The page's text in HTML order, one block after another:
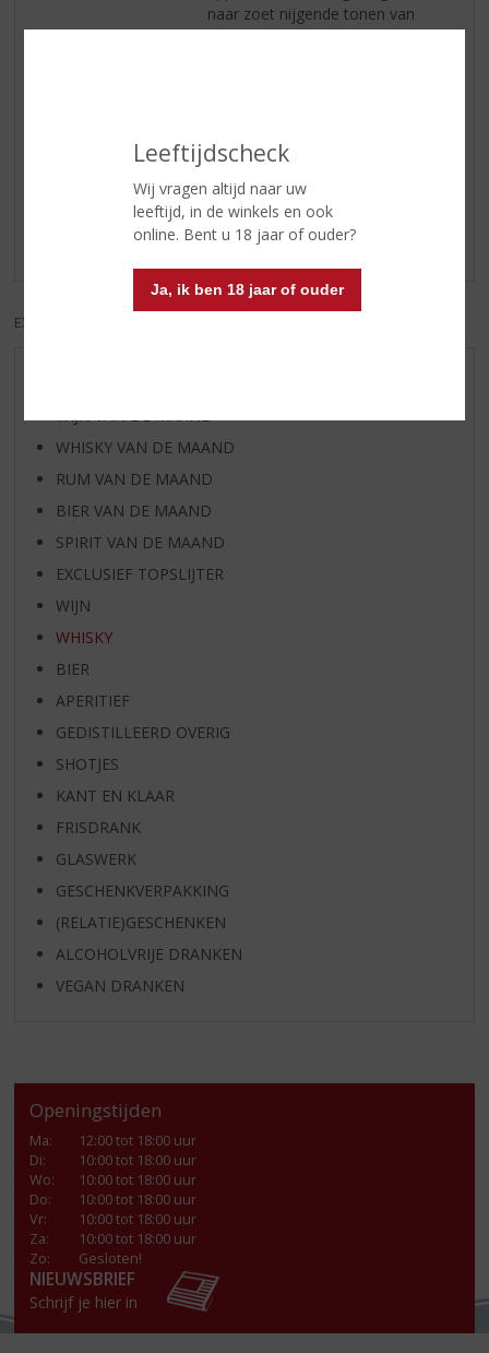
Leeftijdscheck
Wij vragen altijd naar uw
leeftijd, in de winkels en ook
online. Bent u 18 jaar of ouder?
Ja, ik ben 18 jaar of ouder
naar zoet nijgende tonen van
bloemen
Reviews
Schrijf een review
Er zijn nog geen reviews geplaatst voor dit product
EXCL. BTW
WIJN VAN DE MAAND
WHISKY VAN DE MAAND
RUM VAN DE MAAND
BIER VAN DE MAAND
SPIRIT VAN DE MAAND
EXCLUSIEF TOPSLIJTER
WIJN
WHISKY
BIER
APERITIEF
GEDISTILLEERD OVERIG
SHOTJES
KANT EN KLAAR
FRISDRANK
GLASWERK
GESCHENKVERPAKKING
(RELATIE)GESCHENKEN
ALCOHOLVRIJE DRANKEN
VEGAN DRANKEN
Openingstijden
Ma:
12:00 tot 18:00 uur
Di:
10:00 tot 18:00 uur
Wo:
10:00 tot 18:00 uur
Do:
10:00 tot 18:00 uur
Vr:
10:00 tot 18:00 uur
Za:
10:00 tot 18:00 uur
Zo:
Gesloten!
NIEUWSBRIEF
Schrijf je hier in